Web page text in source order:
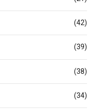
(42)
(39)
(38)
(34)